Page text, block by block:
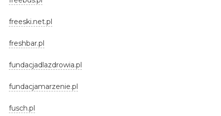
freeski.net.pl
freshbar.pl
fundacjadlazdrowia.pl
fundacjamarzenie.pl
fusch.pl